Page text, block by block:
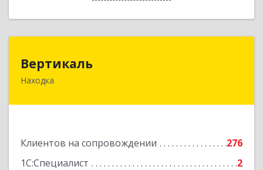
Вертикаль
Находка
Клиентов на сопровождении
276
1С:Специалист
2